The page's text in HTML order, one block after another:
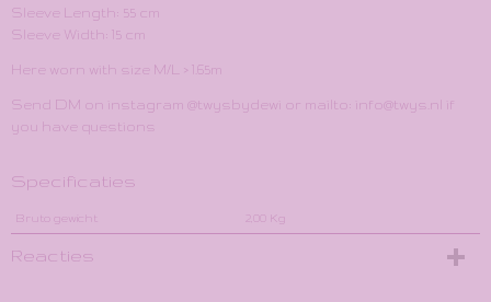
Sleeve Length: 55 cm
Sleeve Width: 15 cm
Here worn with size M/L > 1.65m
Send DM on instagram @twysbydewi or mailto: info@twys.nl if
you have questions
Specificaties
Bruto gewicht 2,00 Kg
Reacties